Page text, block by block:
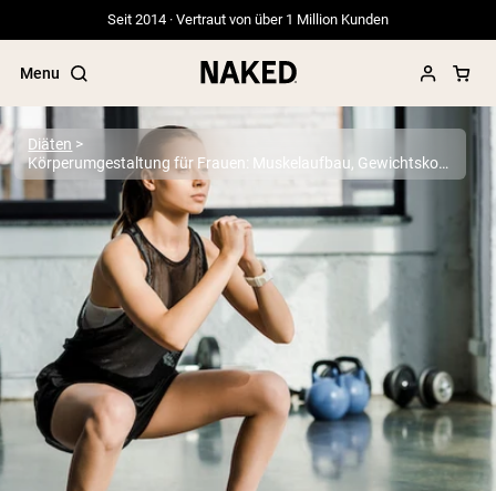
Seit 2014 · Vertraut von über 1 Million Kunden
Menu
Beliebte Suchbegriffe
”Protein Powder“
”Overnight Oats“
”Vegan protein“
”Collagen“
”Micellar Casein“
Diäten
Körperumgestaltung für Frauen: Muskelaufbau, Gewichtskontrolle